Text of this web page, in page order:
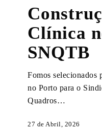
Porto
SNQTB
Clínica
SNQTB
Fomos selecionados
no Porto para o
Quadros…
27 de Abril, 2026